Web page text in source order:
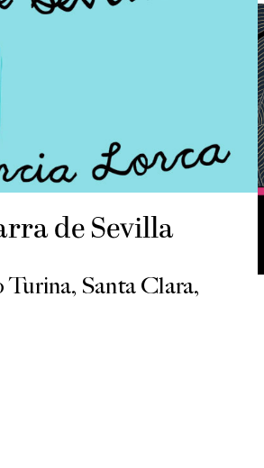
de Sevilla
Santa Clara,